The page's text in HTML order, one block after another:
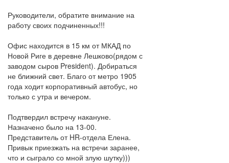
Руководители, обратите внимание на
работу своих подчиненных!!!
Офис находится в 15 км от МКАД по
Новой Риге в деревне Лешково(рядом с
заводом сыров President). Добираться
не ближний свет. Благо от метро 1905
года ходит корпоративный автобус, но
только с утра и вечером.
Подтвердил встречу накануне.
Назначено было на 13-00.
Представитель от HR-отдела Елена.
Привык приезжать на встречи заранее,
что и сыграло со мной злую шутку)))